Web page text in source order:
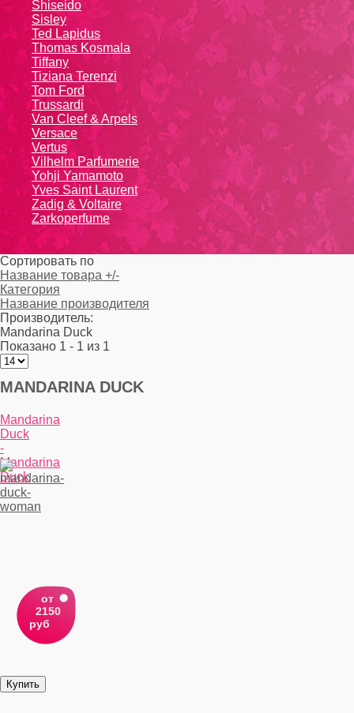
Shiseido
Sisley
Ted Lapidus
Thomas Kosmala
Tiffany
Tiziana Terenzi
Tom Ford
Trussardi
Van Cleef & Arpels
Versace
Vertus
Vilhelm Parfumerie
Yohji Yamamoto
Yvеs Sаint Lаurеnt
Zadig & Voltaire
Zarkoperfume
Сортировать по
Название товара +/-
Категория
Название производителя
Производитель:
Mandarina Duck
Показано 1 - 1 из 1
MANDARINA DUCK
Mandarina
Duck
-
Mandarina
Duck
от
2150
руб